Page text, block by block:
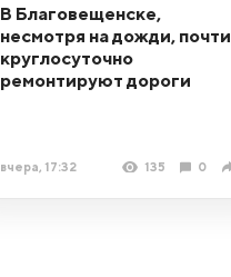
В Благовещенске,
несмотря на дожди, почти
круглосуточно
ремонтируют дороги
вчера, 17:32 135 0